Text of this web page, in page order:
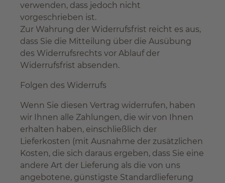
verwenden, dass jedoch nicht
vorgeschrieben ist.
Zur Wahrung der Widerrufsfrist reicht es aus,
dass Sie die Mitteilung über die Ausübung
des Widerrufsrechts vor Ablauf der
Widerrufsfrist absenden.
Folgen des Widerrufs
Wenn Sie diesen Vertrag widerrufen, haben
wir Ihnen alle Zahlungen, die wir von Ihnen
erhalten haben, einschließlich der
Lieferkosten (mit Ausnahme der zusätzlichen
Kosten, die sich daraus ergeben, dass Sie eine
andere Art der Lieferung als die von uns
angebotene, günstigste Standardlieferung